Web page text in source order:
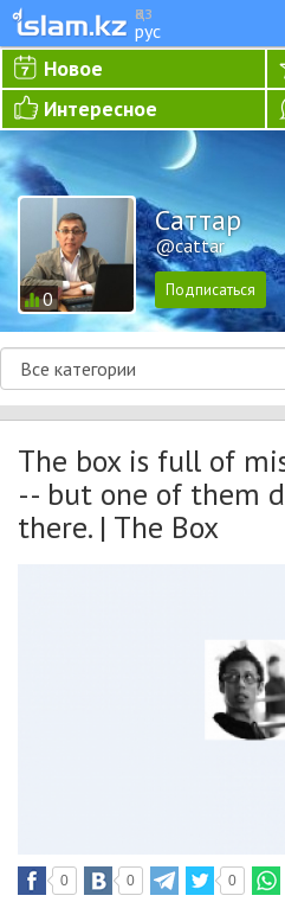
қаз
рус
Новое
Интересное
0
Cаттар
@cattar
The box is full of
-- but one of them
there. | The Box
0 0 0